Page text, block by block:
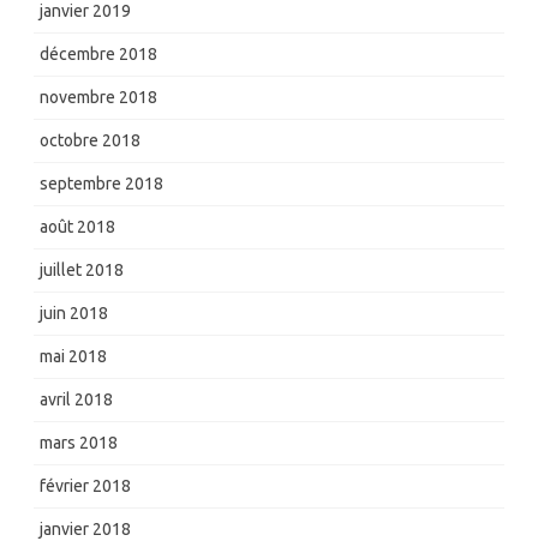
janvier 2019
décembre 2018
novembre 2018
octobre 2018
septembre 2018
août 2018
juillet 2018
juin 2018
mai 2018
avril 2018
mars 2018
février 2018
janvier 2018